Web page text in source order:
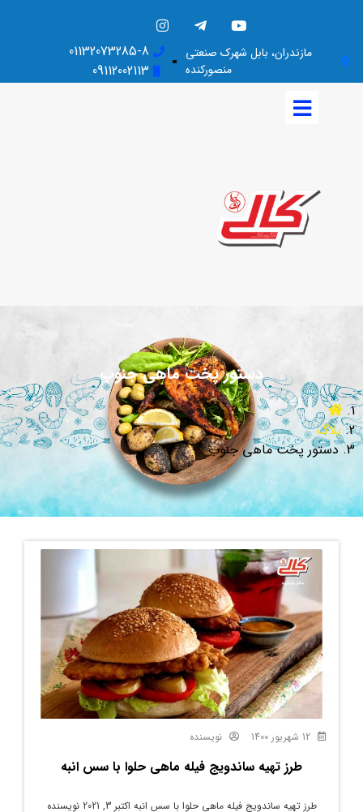
مازندران، بابل شهرک صنعتی
منصورکنده
01132073285-8
09112002113
دستور پخت ماهی جنوب
بلاگ
دستور پخت ماهی جنوب
نویسنده
طرز تهیه ساندویج فیله ماهی حلوا با سس انبه
طرز تهیه ساندویج فیله ماهی حلوا با سس انبه اکتبر 3, 2021 نویسنده